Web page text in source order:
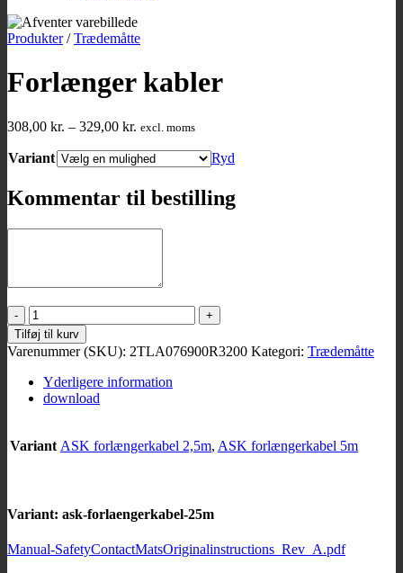
Produkter / Trædemåtte
Forlænger kabler
308,00 kr. – 329,00 kr. Prisinterval:
til
excl. moms
Variant Ryd
Kommentar til bestilling
Forlænger
kabler
antal
Tilføj til kurv
Varenummer (SKU): 2TLA076900R3200 Kategori: Trædemåtte
Yderligere information
download
Variant ASK forlængerkabel 2,5m, ASK forlængerkabel 5m
Variant: ask-forlaengerkabel-25m
Manual-SafetyContactMatsOriginalinstructions_Rev_A.pdf